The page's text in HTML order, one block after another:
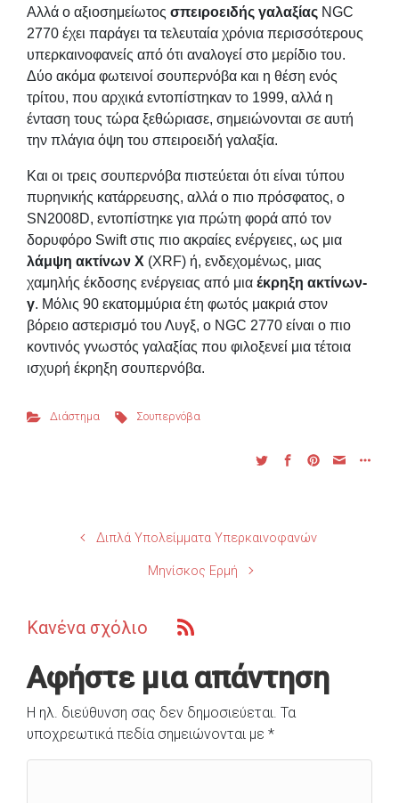
Αλλά ο αξιοσημείωτος σπειροειδής γαλαξίας NGC
2770 έχει παράγει τα τελευταία χρόνια περισσότερους
υπερκαινοφανείς από ότι αναλογεί στο μερίδιο του.
Δύο ακόμα φωτεινοί σουπερνόβα και η θέση ενός
τρίτου, που αρχικά εντοπίστηκαν το 1999, αλλά η
ένταση τους τώρα ξεθώριασε, σημειώνονται σε αυτή
την πλάγια όψη του σπειροειδή γαλαξία.
Και οι τρεις σουπερνόβα πιστεύεται ότι είναι τύπου
πυρηνικής κατάρρευσης, αλλά ο πιο πρόσφατος, ο
SN2008D, εντοπίστηκε για πρώτη φορά από τον
δορυφόρο Swift στις πιο ακραίες ενέργειες, ως μια
λάμψη ακτίνων Χ (XRF) ή, ενδεχομένως, μιας
χαμηλής έκδοσης ενέργειας από μια έκρηξη ακτίνων-
γ. Μόλις 90 εκατομμύρια έτη φωτός μακριά στον
βόρειο αστερισμό του Λυγξ, ο NGC 2770 είναι ο πιο
κοντινός γνωστός γαλαξίας που φιλοξενεί μια τέτοια
ισχυρή έκρηξη σουπερνόβα.
Διάστημα Σουπερνόβα
Διπλά Υπολείμματα Υπερκαινοφανών
Μηνίσκος Ερμή
Κανένα σχόλιο
Αφήστε μια απάντηση
Η ηλ. διεύθυνση σας δεν δημοσιεύεται. Τα
υποχρεωτικά πεδία σημειώνονται με *